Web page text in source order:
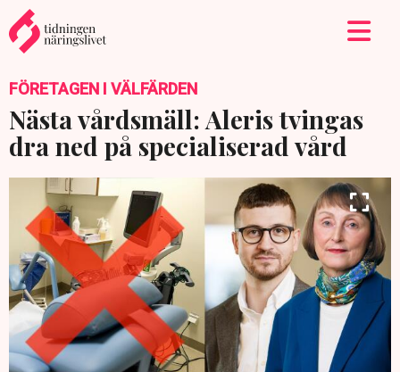
FÖRETAGEN I VÄLFÄRDEN
Nästa vårdsmäll: Aleris tvingas
dra ned på specialiserad vård